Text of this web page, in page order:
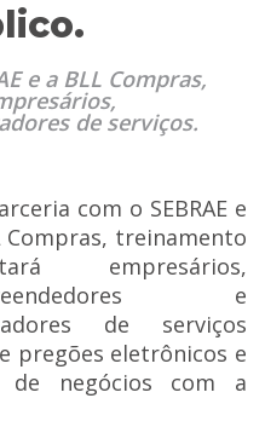
e a BLL Compras,
de serviços.
com o SEBRAE e
Compras, treinamento
empresários,
e
de serviços
pregões eletrônicos e
de negócios com a